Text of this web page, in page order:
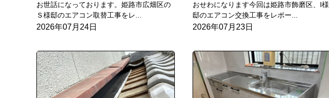
お世話になっております。姫路市広畑区の
Ｓ様邸のエアコン取替工事をレ...
2026年07月24日
おせわになります今回は姫路市飾磨区、I様
邸のエアコン交換工事をレポー...
2026年07月23日